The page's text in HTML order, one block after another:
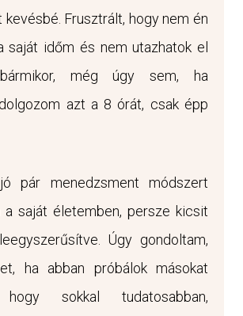
kevésbé. Frusztrált, hogy nem én
saját időm és nem utazhatok el
még úgy sem, ha
azt a 8 órát, csak épp
pár menedzsment módszert
a saját életemben, persze kicsit
Úgy gondoltam,
ha abban próbálok másokat
hogy sokkal tudatosabban,